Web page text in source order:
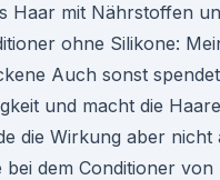
Haar mit Nährstoffen
ohne Silikone:
Auch sonst
und macht die
die Wirkung aber nicht
bei dem Conditioner